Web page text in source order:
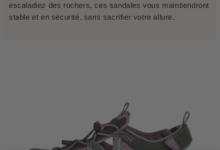
escaladiez des rochers, ces sandales vous maintiendront
stable et en sécurité, sans sacrifier votre allure.